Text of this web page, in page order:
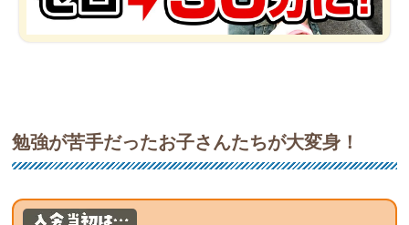
勉強が苦手だったお子さんたちが大変身！